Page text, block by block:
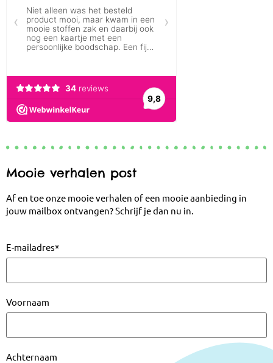
Mooie verhalen post
Af en toe onze mooie verhalen of een mooie aanbieding in
jouw mailbox ontvangen? Schrijf je dan nu in.
E-mailadres*
Voornaam
Achternaam